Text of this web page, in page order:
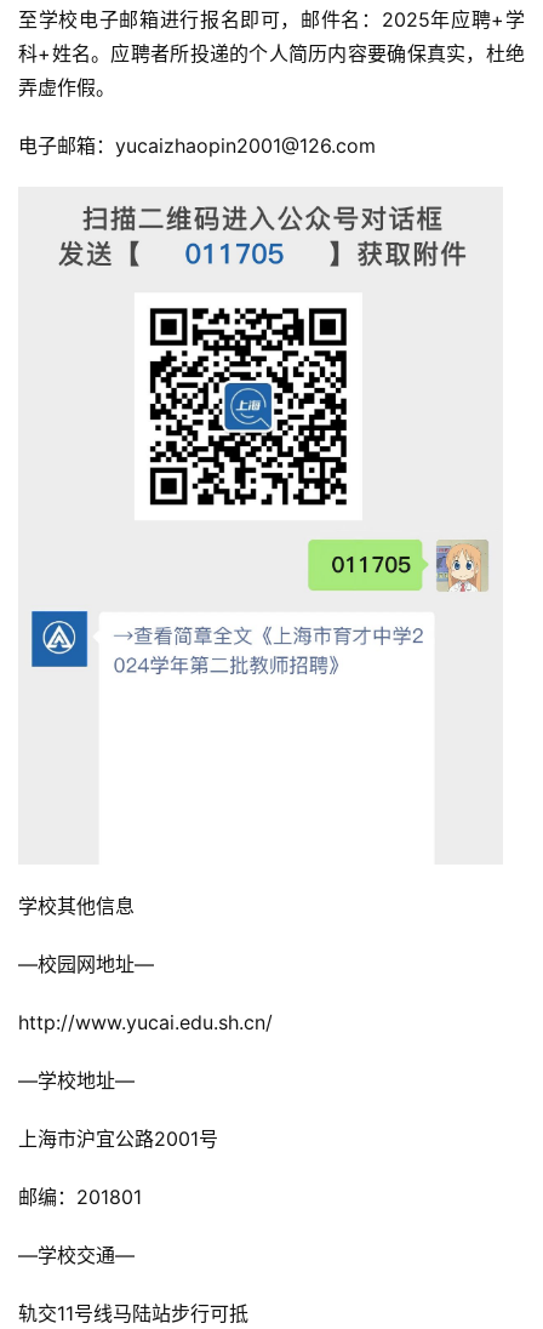
至学校电子邮箱进行报名即可，邮件名：2025年应聘+学
科+姓名。应聘者所投递的个人简历内容要确保真实，杜绝
弄虚作假。
电子邮箱：yucaizhaopin2001@126.com
学校其他信息
—校园网地址—
http://www.yucai.edu.sh.cn/
—学校地址—
上海市沪宜公路2001号
邮编：201801
—学校交通—
轨交11号线马陆站步行可抵